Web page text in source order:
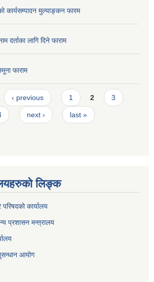
कार्यसम्पादन मुल्याङ्‍कन फारम
दर्ताका लागि दिने फाराम
फाराम
‹ previous 1 2 3
next › last »
लिङ्‍क
परिषदको कार्यालय
प्रशासन मन्त्रालय
आयोग